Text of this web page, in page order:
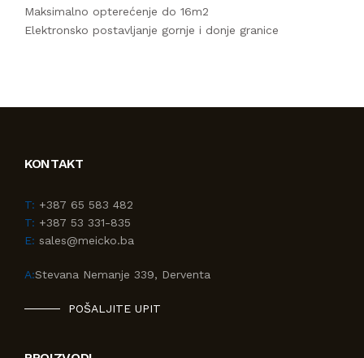
Maksimalno opterećenje do 16m2
Elektronsko postavljanje gornje i donje granice
KONTAKT
T: +387 65 583 482
T: +387 53 331-835
E: sales@meicko.ba
A:Stevana Nemanje 339, Derventa
POŠALJITE UPIT